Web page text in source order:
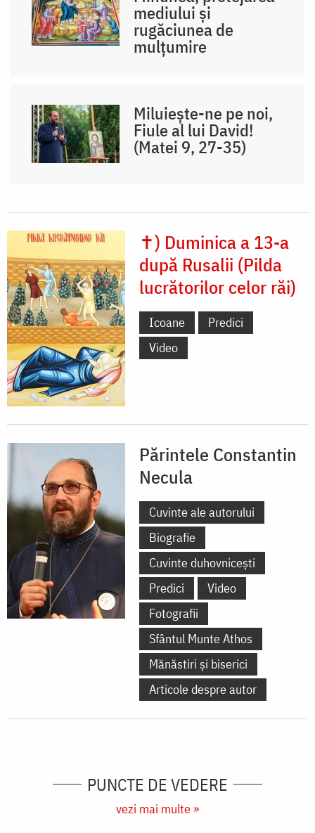
mediului și
rugăciunea de
mulțumire
Miluiește-ne pe noi,
Fiule al lui David!
(Matei 9, 27-35)
✝) Duminica a 13-a
după Rusalii (Pilda
lucrătorilor celor răi)
Icoane
Predici
Video
Părintele Constantin
Necula
Cuvinte ale autorului
Biografie
Cuvinte duhovnicești
Predici
Video
Fotografii
Sfântul Munte Athos
Mănăstiri și biserici
Articole despre autor
PUNCTE DE VEDERE
vezi mai multe »